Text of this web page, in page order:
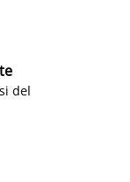
del